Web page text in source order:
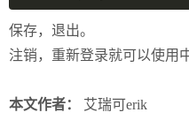
保存，退出。
注销，重新登录就可以使用
本文作者：
艾瑞可erik